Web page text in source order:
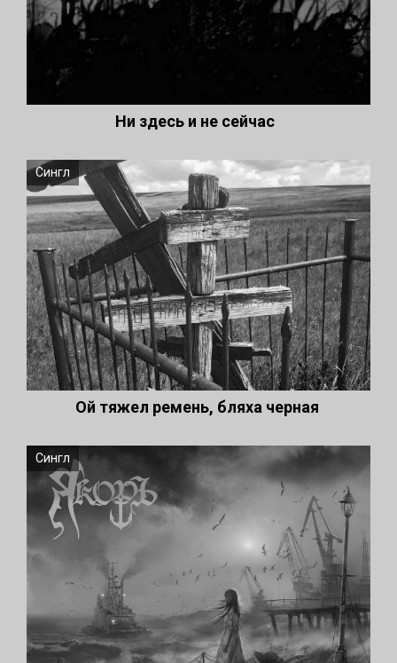
Ни здесь и не сейчас
Сингл
Ой тяжел ремень, бляха черная
Сингл